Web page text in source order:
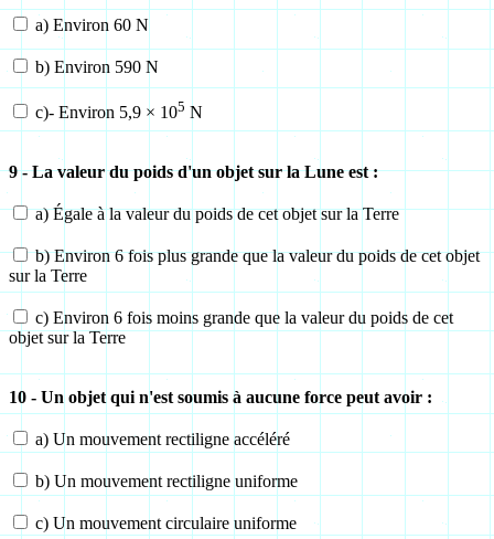
a) Environ 60 N
b) Environ 590 N
c)- Environ 5,9 × 105 N
9 - La valeur du poids d'un objet sur la Lune est :
a) Égale à la valeur du poids de cet objet sur la Terre
b) Environ 6 fois plus grande que la valeur du poids de cet objet
sur la Terre
c) Environ 6 fois moins grande que la valeur du poids de cet
objet sur la Terre
10 - Un objet qui n'est soumis à aucune force peut avoir :
a) Un mouvement rectiligne accéléré
b) Un mouvement rectiligne uniforme
c) Un mouvement circulaire uniforme